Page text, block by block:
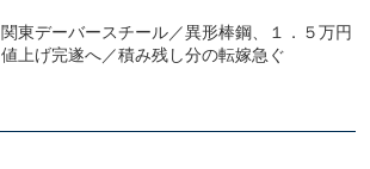
関東デーバースチール／異形棒鋼、１．５万円
値上げ完遂へ／積み残し分の転嫁急ぐ